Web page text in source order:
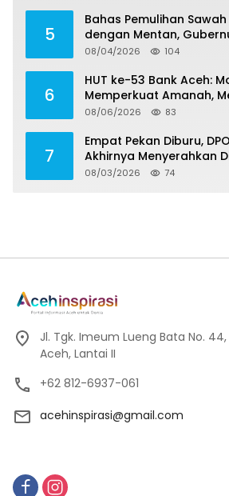
5
Bahas Pemulihan
dengan Mentan,
Butuh Dukungan Pak
08/04/2026 104
6
HUT ke-53 Bank Aceh:
Memperkuat Amanah,
Keberkahan Bagi Aceh
08/06/2026 83
7
Empat Pekan Diburu,
Akhirnya Menyerahkan
Selatan
08/03/2026 74
Jl. Tgk. Imeum Lueng Bata No.
Aceh, Lantai II
+62 812-6937-061
acehinspirasi@gmail.com